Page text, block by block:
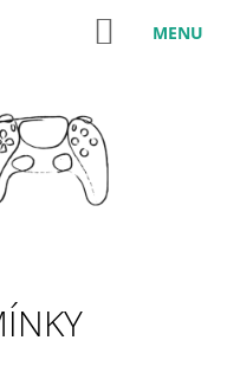
NÁKUPNÍ
KOŠÍK